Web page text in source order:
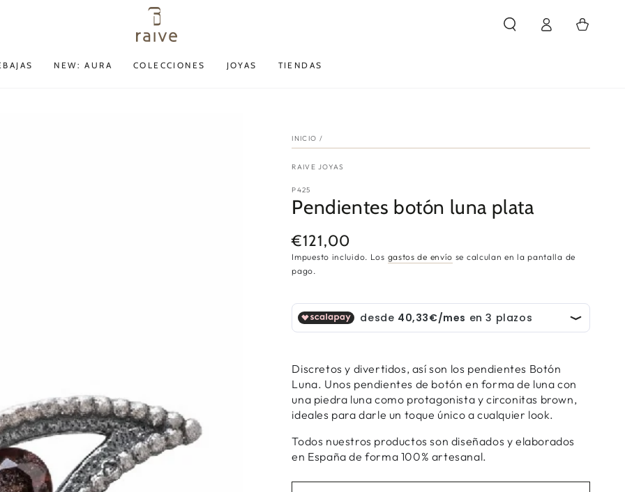
NEW: AURA COLECCIONES JOYAS TIENDAS
sesión
Carrito
INICIO /
RAIVE JOYAS
P425
Pendientes botón luna plata
Precio
regular
€121,00
Impuesto incluido. Los gastos de envío se calculan en la pantalla de
pago.
Discretos y divertidos, así son los pendientes Botón
Luna. Unos pendientes de botón en forma de luna con
una piedra luna como protagonista y circonitas brown,
ideales para darle un toque único a cualquier look.
Todos nuestros productos son diseñados y elaborados
en España de forma 100% artesanal.